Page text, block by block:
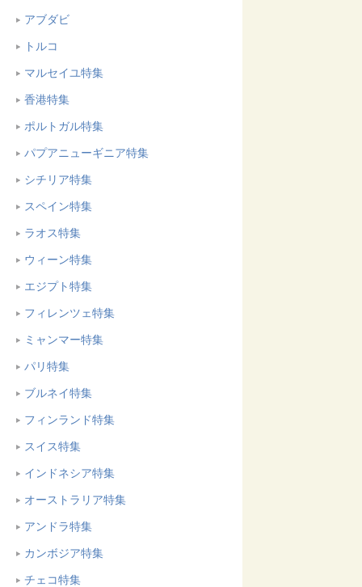
アブダビ
トルコ
マルセイユ特集
香港特集
ポルトガル特集
パプアニューギニア特集
シチリア特集
スペイン特集
ラオス特集
ウィーン特集
エジプト特集
フィレンツェ特集
ミャンマー特集
パリ特集
ブルネイ特集
フィンランド特集
スイス特集
インドネシア特集
オーストラリア特集
アンドラ特集
カンボジア特集
チェコ特集